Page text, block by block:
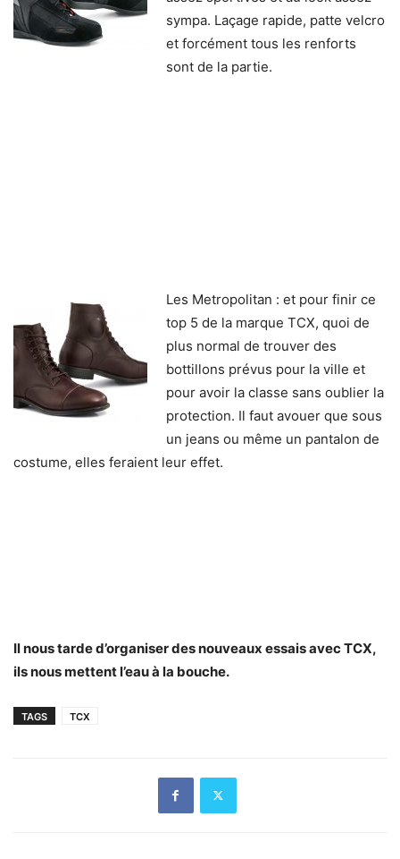
sympa. Laçage rapide, patte velcro
et forcément tous les renforts
sont de la partie.
Les Metropolitan : et pour finir ce
top 5 de la marque TCX, quoi de
plus normal de trouver des
bottillons prévus pour la ville et
pour avoir la classe sans oublier la
protection. Il faut avouer que sous
un jeans ou même un pantalon de
costume, elles feraient leur effet.
Il nous tarde d’organiser des nouveaux essais avec TCX,
ils nous mettent l’eau à la bouche.
TAGS TCX